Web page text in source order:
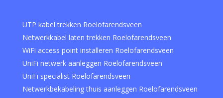
UTP kabel trekken Roelofarendsveen
Netwerkkabel laten trekken Roelofarendsveen
WiFi access point installeren Roelofarendsveen
UniFi netwerk aanleggen Roelofarendsveen
UniFi specialist Roelofarendsveen
Netwerkbekabeling thuis aanleggen Roelofarendsveen